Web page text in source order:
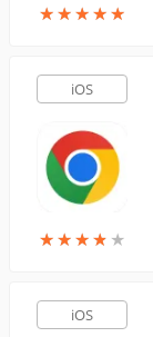
★★★★★
★★★★★
iOS
★★★★ ★
★★★★ ★
iOS